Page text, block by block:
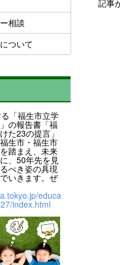
記事
相談
ついて
「福生市立学
の報告書「福
た23の提言」
生市・福生市
踏まえ、未来
、50年先を見
べき姿の具現
いきます。ぜ
educa
index.html